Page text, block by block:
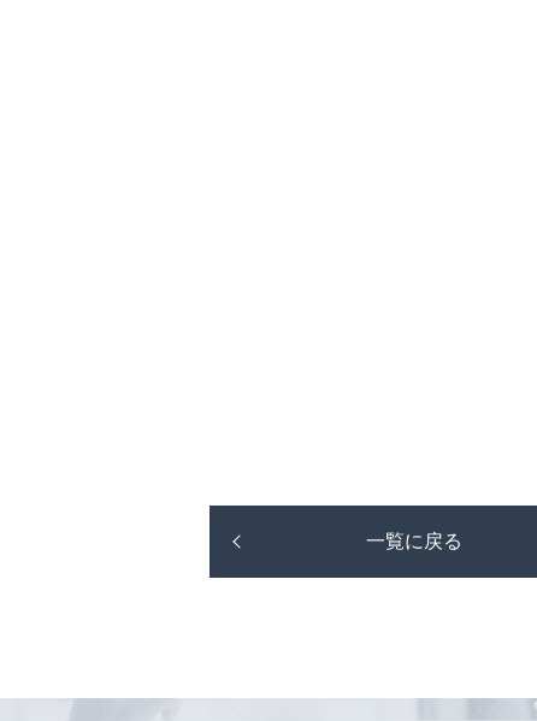
一覧に戻る